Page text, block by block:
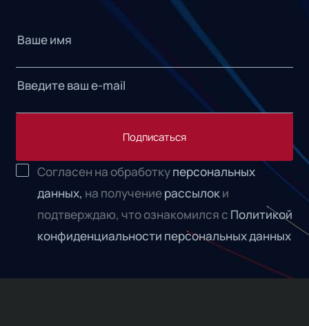
Подписаться
Согласен на обработкуперсональных
данных, на получениерассылоки
подтверждаю, что ознакомился с Политикой
конфиденциальности персональных данных